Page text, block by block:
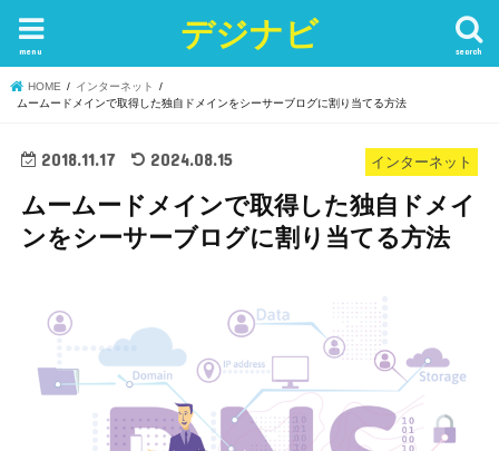
デジナビ search
menu
HOME
インターネット
ムームードメインで取得した独自ドメインをシーサーブログに割り当てる方法
インターネット
2018.11.17 2024.08.15
ムームードメインで取得した独自ドメイ
ンをシーサーブログに割り当てる方法